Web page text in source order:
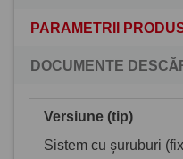
PARAMETRII
DOCUMENTE
Versiune (tip)
Sistem cu șuruburi